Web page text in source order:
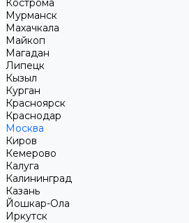
Кострома
Мурманск
Махачкала
Майкоп
Магадан
Липецк
Кызыл
Курган
Красноярск
Краснодар
Москва
Киров
Кемерово
Калуга
Калининград
Казань
Йошкар-Ола
Иркутск